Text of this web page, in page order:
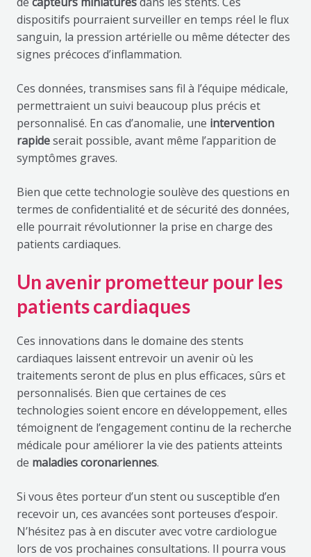
dispositifs pourraient surveiller en temps réel le flux
sanguin, la pression artérielle ou même détecter des
signes précoces d’inflammation.
Ces données, transmises sans fil à l’équipe médicale,
permettraient un suivi beaucoup plus précis et
personnalisé. En cas d’anomalie, une intervention
rapideserait possible, avant même l’apparition de
symptômes graves.
Bien que cette technologie soulève des questions en
termes de confidentialité et de sécurité des données,
elle pourrait révolutionner la prise en charge des
patients cardiaques.
Un avenir prometteur pour les
patients cardiaques
Ces innovations dans le domaine des stents
cardiaques laissent entrevoir un avenir où les
traitements seront de plus en plus efficaces, sûrs et
personnalisés. Bien que certaines de ces
technologies soient encore en développement, elles
témoignent de l’engagement continu de la recherche
médicale pour améliorer la vie des patients atteints
de maladies coronariennes.
Si vous êtes porteur d’un stent ou susceptible d’en
recevoir un, ces avancées sont porteuses d’espoir.
N’hésitez pas à en discuter avec votre cardiologue
lors de vos prochaines consultations. Il pourra vous